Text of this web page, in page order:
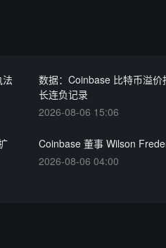
法
数据：Coinbase 比特币溢
长连负记录
2026-08-06 15:06
Coinbase 董事 Wilson
2026-08-06 04:00